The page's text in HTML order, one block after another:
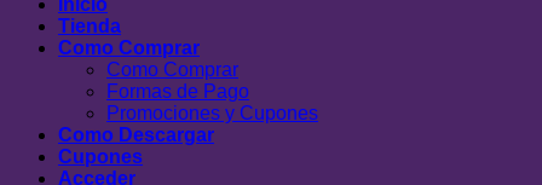
Tienda
Como Comprar
Como Comprar
Formas de Pago
Promociones y Cupones
Como Descargar
Cupones
Acceder